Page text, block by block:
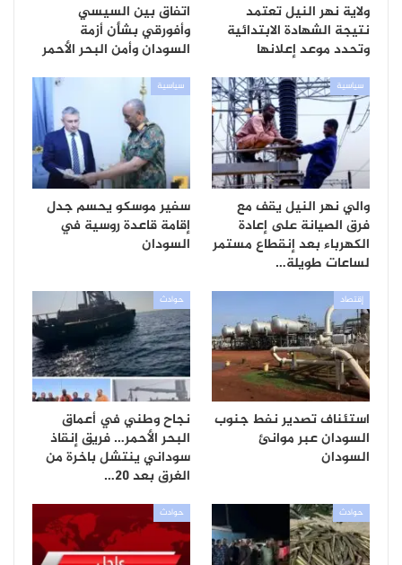
ولاية نهر النيل تعتمد
نتيجة الشهادة الابتدائية
وتحدد موعد إعلانها
اتفاق بين السيسي
وأفورقي بشأن أزمة
السودان وأمن البحر الأحمر
سياسية
والي نهر النيل يقف مع
فرق الصيانة على إعادة
الكهرباء بعد إنقطاع مستمر
لساعات طويلة…
سياسية
سفير موسكو يحسم جدل
إقامة قاعدة روسية في
السودان
إقتصاد
استئناف تصدير نفط جنوب
السودان عبر موانئ
السودان
حوادث
نجاح وطني في أعماق
البحر الأحمر… فريق إنقاذ
سوداني ينتشل باخرة من
الغرق بعد 20…
حوادث حوادث